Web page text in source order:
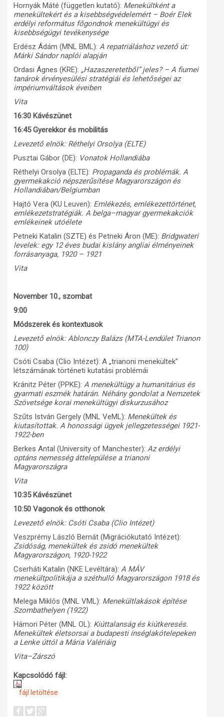
Hornyák Máté (független kutató): Menekültként a
menekültekért és a kisebbségvédelemért – Boér Elek
erdélyi református főgondnok menekültügyi és
kisebbségügyi tevékenysége
Erdész Ádám (MNL BML): A repatriáláshoz vezető út:
Márki Sándor naplói alapján
Ordasi Ágnes (KRE): „Hazaszeretetből” jeles? – A fiumei
tanárok érvényesülési stratégiái és lehetőségei az
impériumváltások éveiben
Vita
16:30 Kávészünet
16:45 Gyerekkor és mobilitás
Levezető elnök: Réthelyi Orsolya (ELTE)
Pusztai Gábor (DE): Vonatok Hollandiába
Réthelyi Orsolya (ELTE): Propaganda és problémák. A
gyermekakció népszerűsítése Magyarországon és
Hollandiában/Belgiumban
Hajtó Vera (KU Leuven): Emlékezés, emlékezettörténet,
emlékezetstratégiák. A belga–magyar gyermekakciók
emlékeinek utóélete
Petneki Katalin (SZTE) és Petneki Áron (ME): Bridgwateri
levelek: egy 12 éves budai kislány angliai élményeinek
forrásanyaga, 1920 – 1921
Vita
November 10., szombat
9:00
Módszerek és kontextusok
Levezető elnök: Ablonczy Balázs (MTA-Lendület Trianon
100)
Csóti Csaba (Clio Intézet): A „trianoni menekültek”
létszámának történeti kutatási problémái
Kránitz Péter (PPKE): A menekültügy a humanitárius és
gyarmati eszmék határán. Néhány gondolat a Nemzetek
Szövetsége korai menekültügyi diskurzusához
Szűts István Gergely (MNL VeML): Menekültek és
kiutasítottak. A honossági ügyek jellegzetességei 1921-
1922-ben
Berkes Antal (University of Manchester): Az erdélyi
optáns nemesség áttelepülése a trianoni
Magyarországra
Vita
10:35 Kávészünet
10:50 Vagonok és otthonok
Levezető elnök: Csóti Csaba (Clio Intézet)
Veszprémy László Bernát (Migrációkutató Intézet):
Zsidóság, menekültek és zsidó menekültek
Magyarországon, 1920-1922
Cserháti Katalin (NKE Levéltára): A MÁV
menekültpolitikája a széthulló Magyarországon 1918 és
1922 között
Melega Miklós (MNL VML): Menekültlakások építése
Szombathelyen (1922)
Hámori Péter (MNL OL): Kiúttalanság és kiútkeresés.
Menekültek életsorsai a budapesti ínséglakótelepeken
a Lenke úttól a Mária Valériáig
Vita–Zárszó
Kapcsolódó fájl:
fájl letöltése